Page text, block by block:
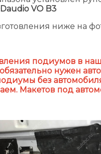
VO B3
ниже на
подиумов в
нужен
без
Макетов под